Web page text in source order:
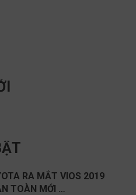
RA MẮT VIOS 2019
TOÀN MỚI …